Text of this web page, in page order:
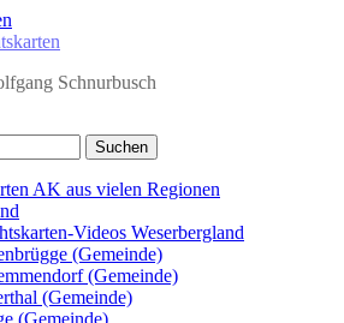
Schnurbusch
AK aus vielen Regionen
Videos Weserbergland
(Gemeinde)
(Gemeinde)
(Gemeinde)
(Gemeinde)